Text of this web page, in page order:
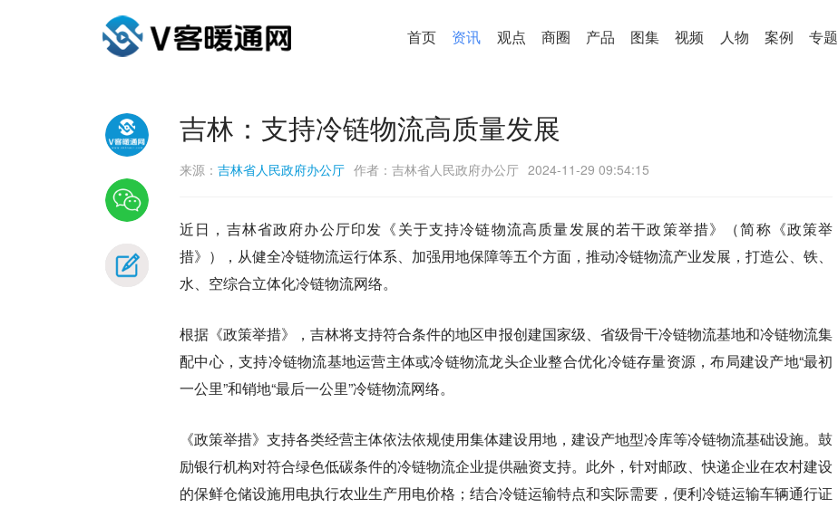
首页 资讯 观点 商圈 产品 图集 视频 人物 案例 专题
吉林：支持冷链物流高质量发展
来源： 吉林省人民政府办公厅 作者：吉林省人民政府办公厅 2024-11-29 09:54:15
近日，吉林省政府办公厅印发《关于支持冷链物流高质量发展的若干政策举措》（简称《政策举
措》），从健全冷链物流运行体系、加强用地保障等五个方面，推动冷链物流产业发展，打造公、铁、
水、空综合立体化冷链物流网络。
根据《政策举措》，吉林将支持符合条件的地区申报创建国家级、省级骨干冷链物流基地和冷链物流集
配中心，支持冷链物流基地运营主体或冷链物流龙头企业整合优化冷链存量资源，布局建设产地“最初
一公里”和销地“最后一公里”冷链物流网络。
《政策举措》支持各类经营主体依法依规使用集体建设用地，建设产地型冷库等冷链物流基础设施。鼓
励银行机构对符合绿色低碳条件的冷链物流企业提供融资支持。此外，针对邮政、快递企业在农村建设
的保鲜仓储设施用电执行农业生产用电价格；结合冷链运输特点和实际需要，便利冷链运输车辆通行证